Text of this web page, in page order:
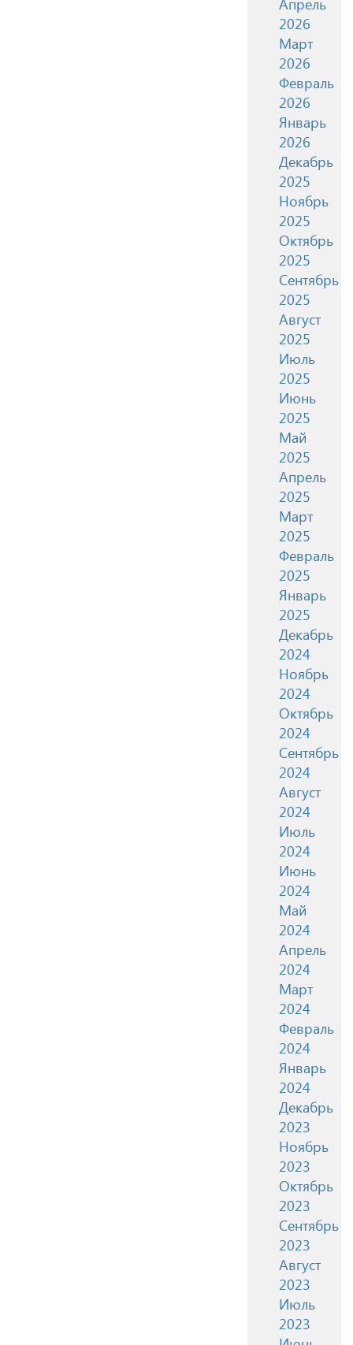
2026
Март
2026
Февраль
2026
Январь
2026
Декабрь
2025
Ноябрь
2025
Октябрь
2025
Сентябрь
2025
Август
2025
Июль
2025
Июнь
2025
Май
2025
Апрель
2025
Март
2025
Февраль
2025
Январь
2025
Декабрь
2024
Ноябрь
2024
Октябрь
2024
Сентябрь
2024
Август
2024
Июль
2024
Июнь
2024
Май
2024
Апрель
2024
Март
2024
Февраль
2024
Январь
2024
Декабрь
2023
Ноябрь
2023
Октябрь
2023
Сентябрь
2023
Август
2023
Июль
2023